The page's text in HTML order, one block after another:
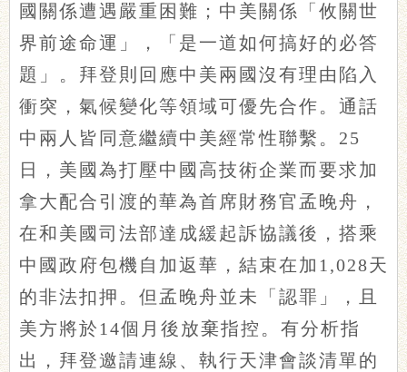
國關係遭遇嚴重困難；中美關係「攸關世
界前途命運」，「是一道如何搞好的必答
題」。拜登則回應中美兩國沒有理由陷入
衝突，氣候變化等領域可優先合作。通話
中兩人皆同意繼續中美經常性聯繫。25
日，美國為打壓中國高技術企業而要求加
拿大配合引渡的華為首席財務官孟晚舟，
在和美國司法部達成緩起訴協議後，搭乘
中國政府包機自加返華，結束在加1,028天
的非法扣押。但孟晚舟並未「認罪」，且
美方將於14個月後放棄指控。有分析指
出，拜登邀請連線、執行天津會談清單的